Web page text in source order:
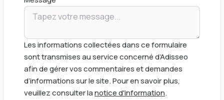
Les informations collectées dans ce formulaire
sont transmises au service concerné d’Adisseo
afin de gérer vos commentaires et demandes
d’informations sur le site. Pour en savoir plus,
veuillez consulter lanotice d'information.